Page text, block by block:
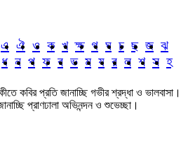
এ ঐ ও ক খ ক্ষ গ ঘ চ ছ জ ঝ
ধ ন প ফ ব ভ ম য র ল শ স হ
কবির প্রতি জানাচ্ছি গভীর শ্রদ্ধা ও ভালবাসা।
প্রাণঢালা অভিনন্দন ও শুভেচ্ছা।